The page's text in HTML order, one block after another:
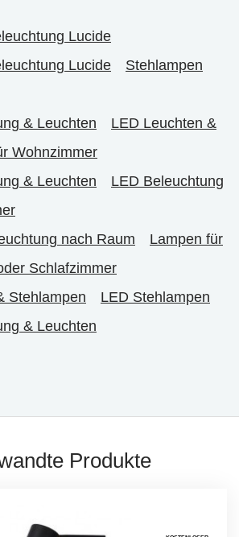
Lucide
Lucide
Stehlampen
& Leuchten
LED Leuchten &
Wohnzimmer
& Leuchten
LED Beleuchtung
nach Raum
Lampen für
Schlafzimmer
Stehlampen
LED Stehlampen
& Leuchten
Produkte